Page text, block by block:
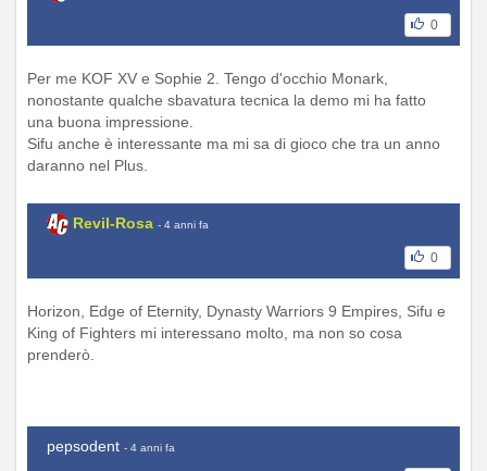
0
Per me KOF XV e Sophie 2. Tengo d'occhio Monark,
nonostante qualche sbavatura tecnica la demo mi ha fatto
una buona impressione.
Sifu anche è interessante ma mi sa di gioco che tra un anno
daranno nel Plus.
Revil-Rosa - 4 anni fa
0
Horizon, Edge of Eternity, Dynasty Warriors 9 Empires, Sifu e
King of Fighters mi interessano molto, ma non so cosa
prenderò.
pepsodent - 4 anni fa